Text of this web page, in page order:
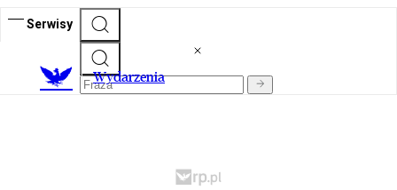
Serwisy
Wydarzenia